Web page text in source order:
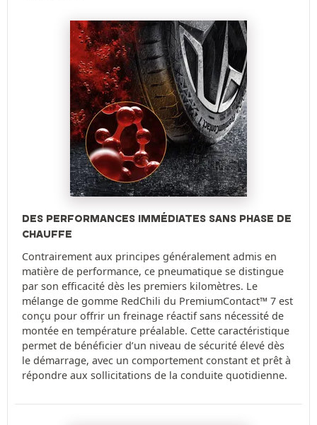
DES PERFORMANCES IMMÉDIATES SANS PHASE DE
CHAUFFE
Contrairement aux principes généralement admis en
matière de performance, ce pneumatique se distingue
par son efficacité dès les premiers kilomètres. Le
mélange de gomme RedChili du PremiumContact™ 7 est
conçu pour offrir un freinage réactif sans nécessité de
montée en température préalable. Cette caractéristique
permet de bénéficier d’un niveau de sécurité élevé dès
le démarrage, avec un comportement constant et prêt à
répondre aux sollicitations de la conduite quotidienne.